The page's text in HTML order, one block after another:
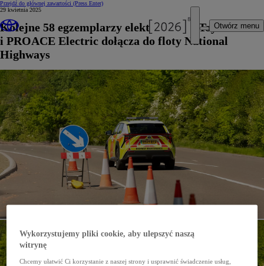
Przejdź do głównej zawartości (Press Enter)
Otwórz menu
29 kwietnia 2025
Kolejne 58 egzemplarzy elektrycznych Toyot bZ4X
i PROACE Electric dołącza do floty National
Highways
Wykorzystujemy pliki cookie, aby ulepszyć naszą
witrynę
Chcemy ułatwić Ci korzystanie z naszej strony i usprawnić świadczenie usług,